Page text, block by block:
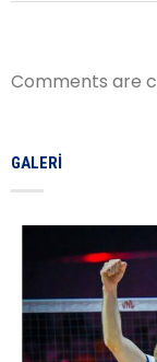
Comments are
GALERI